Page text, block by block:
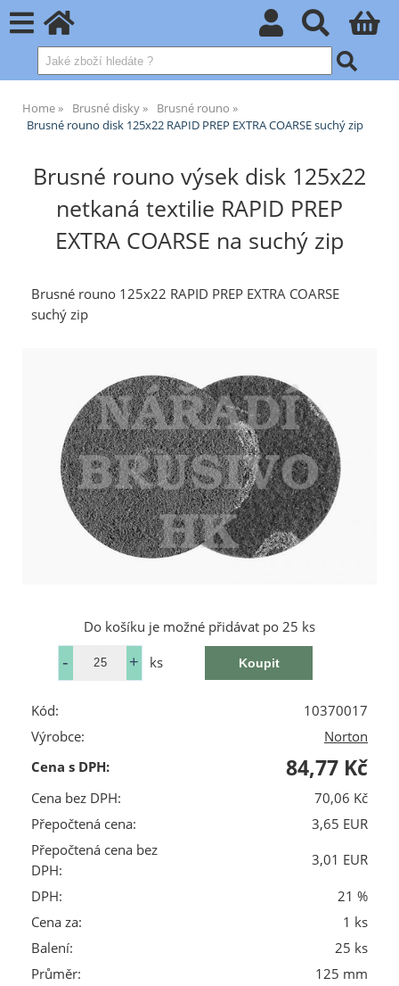
Home Brusné disky
Brusné rouno
Brusné rouno disk 125x22 RAPID PREP EXTRA COARSE suchý zip
Brusné rouno výsek disk 125x22
netkaná textilie RAPID PREP
EXTRA COARSE na suchý zip
Brusné rouno 125x22 RAPID PREP EXTRA COARSE
suchý zip
Do košíku je možné přidávat po 25 ks
ks
Kód:
10370017
Výrobce:
Norton
Cena s DPH:
84,77 Kč
Cena bez DPH:
70,06 Kč
Přepočtená cena:
3,65 EUR
Přepočtená cena bez
DPH:
3,01 EUR
DPH:
21 %
Cena za:
1 ks
Balení:
25 ks
Průměr:
125 mm